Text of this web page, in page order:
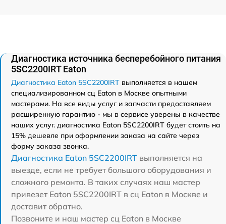
Диагностика источника бесперебойного питания
5SC2200IRT Eaton
Диагностика Eaton 5SC2200IRT выполняется в нашем
специализированном сц Eaton в Москве опытными
мастерами. На все виды услуг и запчасти предоставляем
расширенную гарантию - мы в сервисе уверены в качестве
наших услуг. диагностика Eaton 5SC2200IRT будет стоить на
15% дешевле при оформлении заказа на сайте через
форму заказа звонка.
Диагностика Eaton 5SC2200IRT выполняется на
выезде, если не требует большого оборудования и
сложного ремонта. В таких случаях наш мастер
привезет Eaton 5SC2200IRT в сц Eaton в Москве и
доставит обратно.
Позвоните и наш мастер сц Eaton в Москве